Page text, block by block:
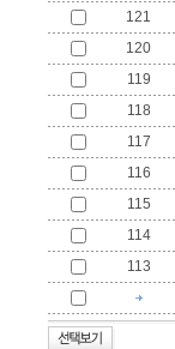
121
120
119
118
117
116
115
114
113